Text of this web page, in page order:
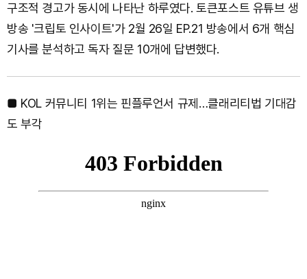
구조적 경고가 동시에 나타난 하루였다. 토큰포스트 유튜브 생
방송 '크립토 인사이트'가 2월 26일 EP.21 방송에서 6개 핵심
기사를 분석하고 독자 질문 10개에 답변했다.
■ KOL 커뮤니티 1위는 핀플루언서 규제…클래리티법 기대감
도 부각